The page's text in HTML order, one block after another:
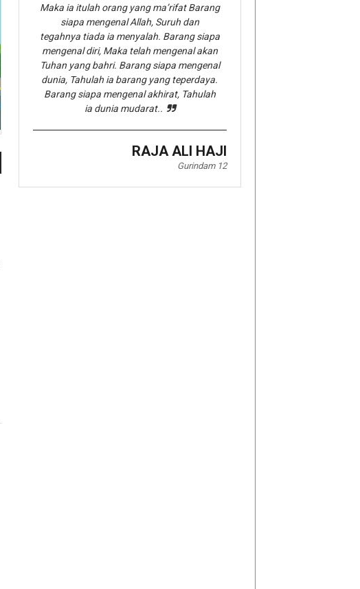
Maka ia itulah orang yang ma’rifat Barang
siapa mengenal Allah, Suruh dan
tegahnya tiada ia menyalah. Barang siapa
mengenal diri, Maka telah mengenal akan
Tuhan yang bahri. Barang siapa mengenal
dunia, Tahulah ia barang yang teperdaya.
Barang siapa mengenal akhirat, Tahulah
ia dunia mudarat..
RAJA ALI HAJI
Gurindam 12